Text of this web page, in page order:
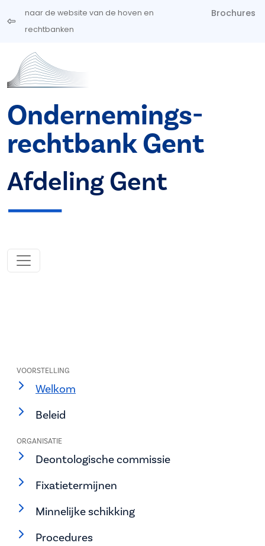
Overslaan en naar de inhoud gaan
naar de website van de hoven en
rechtbanken
Brochures
Ondernemings­
rechtbank Gent
Afdeling Gent
VOORSTELLING
Welkom
Beleid
ORGANISATIE
Deontologische commissie
Fixatietermijnen
Minnelijke schikking
Procedures